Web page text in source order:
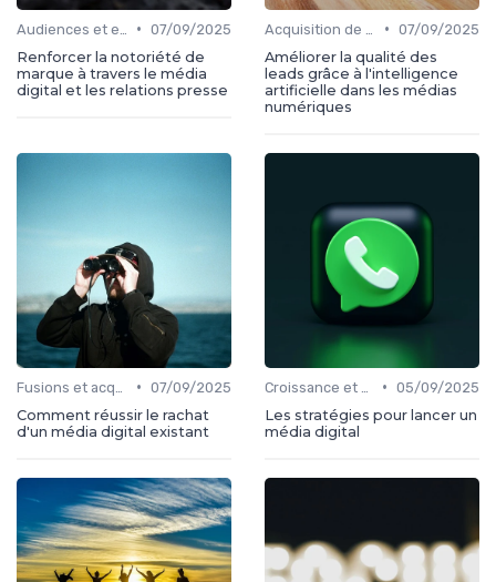
• 07/09/2025
Renforcer la notoriété de
marque à travers le média
digital et les relations presse
• 07/09/2025
Améliorer la qualité des
leads grâce à l'intelligence
artificielle dans les médias
numériques
• 07/09/2025
Comment réussir le rachat
d'un média digital existant
• 05/09/2025
Les stratégies pour lancer un
média digital